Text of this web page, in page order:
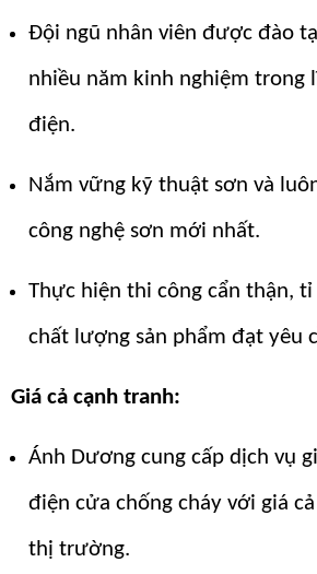
Đội ngũ nhân viên được đào
nhiều năm kinh nghiệm trong
điện.
Nắm vững kỹ thuật sơn và
công nghệ sơn mới nhất.
Thực hiện thi công cẩn thận,
chất lượng sản phẩm đạt yêu
Giá cả cạnh tranh:
Ánh Dương cung cấp dịch vụ
điện cửa chống cháy với giá
thị trường.